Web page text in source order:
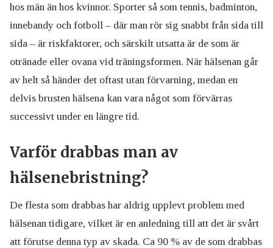
hos män än hos kvinnor. Sporter så som tennis, badminton,
innebandy och fotboll – där man rör sig snabbt från sida till
sida – är riskfaktorer, och särskilt utsatta är de som är
otränade eller ovana vid träningsformen. När hälsenan går
av helt så händer det oftast utan förvarning, medan en
delvis brusten hälsena kan vara något som förvärras
successivt under en längre tid.
Varför drabbas man av
hälsenebristning?
De flesta som drabbas har aldrig upplevt problem med
hälsenan tidigare, vilket är en anledning till att det är svårt
att förutse denna typ av skada. Ca 90 % av de som drabbas